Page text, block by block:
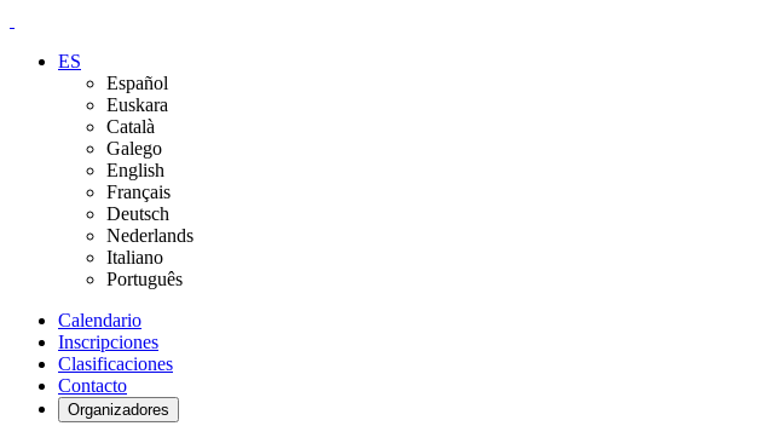
ES
Español
Euskara
Català
Galego
English
Français
Deutsch
Nederlands
Italiano
Português
Calendario
Inscripciones
Clasificaciones
Contacto
Organizadores